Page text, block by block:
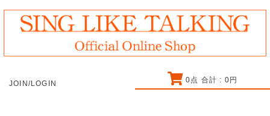
JOIN/LOGIN 0 点 合計 : 0円